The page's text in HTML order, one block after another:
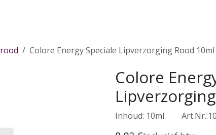
rood Colore Energy Speciale Lipverzorging Rood 10ml
Colore
Inhoud: 10ml